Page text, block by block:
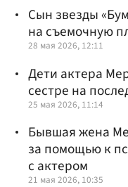
Сын звезды
на съемочную
28 мая 2026, 12:11
Дети актера
сестре на
25 мая 2026, 11:14
Бывшая жена
за помощью к
с актером
21 мая 2026, 10:35